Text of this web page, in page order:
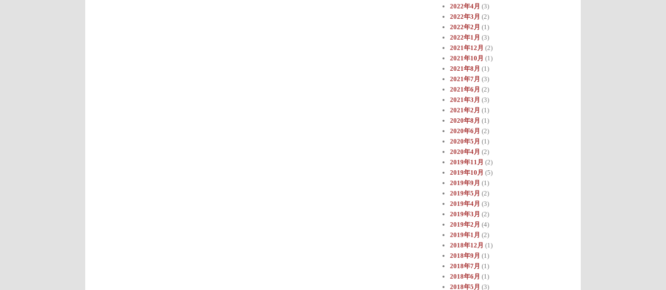
2022年4月 (3)
2022年3月 (2)
2022年2月 (1)
2022年1月 (3)
2021年12月 (2)
2021年10月 (1)
2021年8月 (1)
2021年7月 (3)
2021年6月 (2)
2021年3月 (3)
2021年2月 (1)
2020年8月 (1)
2020年6月 (2)
2020年5月 (1)
2020年4月 (2)
2019年11月 (2)
2019年10月 (5)
2019年9月 (1)
2019年5月 (2)
2019年4月 (3)
2019年3月 (2)
2019年2月 (4)
2019年1月 (2)
2018年12月 (1)
2018年9月 (1)
2018年7月 (1)
2018年6月 (1)
2018年5月 (3)